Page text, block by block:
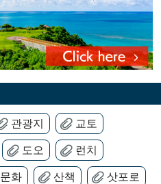
관광지 교토
도오 런치
문화 산책 삿포로